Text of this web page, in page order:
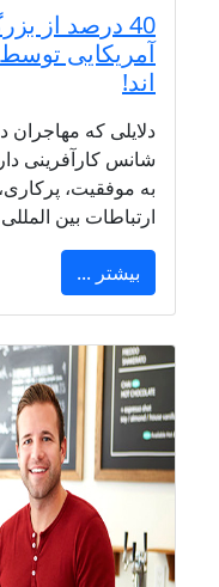
40 درصد از
آمریکایی
اند!
دلایلی که مهاجران
شانس کارآفرینی
به موفقیت،
ارتباطات بین المللی
بیشتر ...